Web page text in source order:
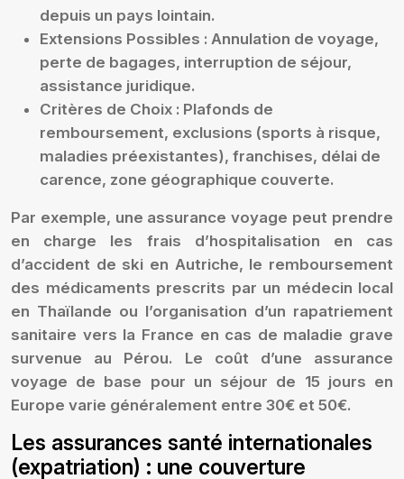
depuis un pays lointain.
Extensions Possibles : Annulation de voyage,
perte de bagages, interruption de séjour,
assistance juridique.
Critères de Choix : Plafonds de
remboursement, exclusions (sports à risque,
maladies préexistantes), franchises, délai de
carence, zone géographique couverte.
Par exemple, une assurance voyage peut prendre
en charge les frais d’hospitalisation en cas
d’accident de ski en Autriche, le remboursement
des médicaments prescrits par un médecin local
en Thaïlande ou l’organisation d’un rapatriement
sanitaire vers la France en cas de maladie grave
survenue au Pérou. Le coût d’une assurance
voyage de base pour un séjour de 15 jours en
Europe varie généralement entre 30€ et 50€.
Les assurances santé internationales
(expatriation) : une couverture